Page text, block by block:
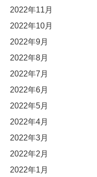
2022年11月
2022年10月
2022年9月
2022年8月
2022年7月
2022年6月
2022年5月
2022年4月
2022年3月
2022年2月
2022年1月